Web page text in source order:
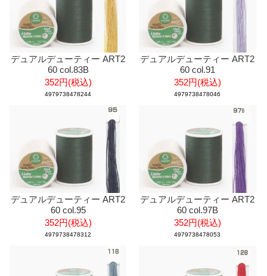
デュアルデューティー ART2
60 col.83B
352円(税込)
4979738478244
デュアルデューティー ART2
60 col.91
352円(税込)
4979738478046
デュアルデューティー ART2
60 col.95
352円(税込)
4979738478312
デュアルデューティー ART2
60 col.97B
352円(税込)
4979738478053